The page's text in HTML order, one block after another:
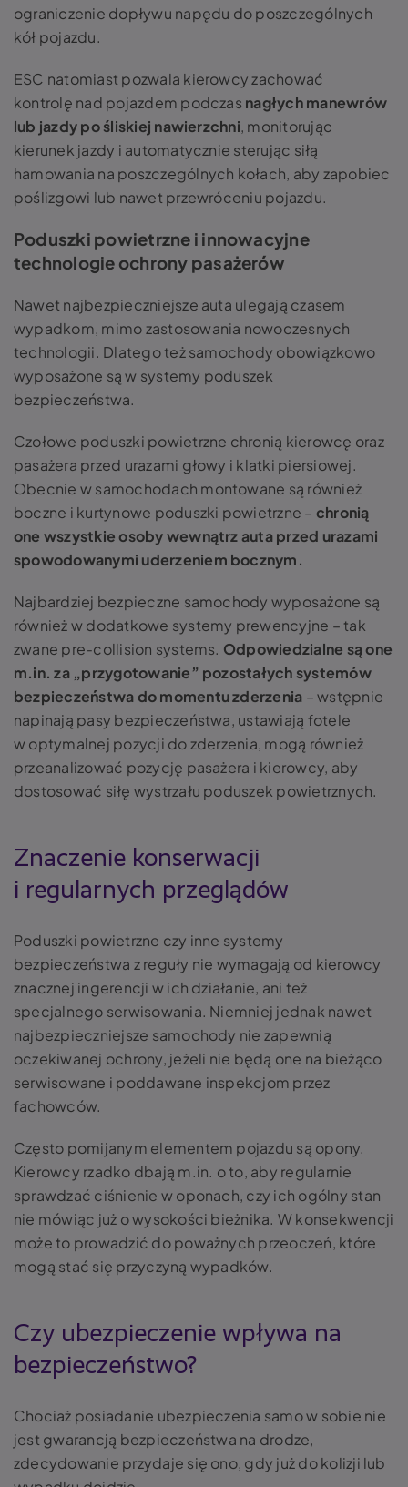
ograniczenie dopływu napędu do poszczególnych
kół pojazdu.
ESC natomiast pozwala kierowcy zachować
kontrolę nad pojazdem podczas nagłych manewrów
lub jazdy po śliskiej nawierzchni, monitorując
kierunek jazdy i automatycznie sterując siłą
hamowania na poszczególnych kołach, aby zapobiec
poślizgowi lub nawet przewróceniu pojazdu.
Poduszki powietrzne i innowacyjne
technologie ochrony pasażerów
Nawet najbezpieczniejsze auta ulegają czasem
wypadkom, mimo zastosowania nowoczesnych
technologii. Dlatego też samochody obowiązkowo
wyposażone są w systemy poduszek
bezpieczeństwa.
Czołowe poduszki powietrzne chronią kierowcę oraz
pasażera przed urazami głowy i klatki piersiowej.
Obecnie w samochodach montowane są również
boczne i kurtynowe poduszki powietrzne – chronią
one wszystkie osoby wewnątrz auta przed urazami
spowodowanymi uderzeniem bocznym.
Najbardziej bezpieczne samochody wyposażone są
również w dodatkowe systemy prewencyjne – tak
zwane pre-collision systems. Odpowiedzialne są one
m.in. za „przygotowanie” pozostałych systemów
bezpieczeństwa do momentu zderzenia – wstępnie
napinają pasy bezpieczeństwa, ustawiają fotele
w optymalnej pozycji do zderzenia, mogą również
przeanalizować pozycję pasażera i kierowcy, aby
dostosować siłę wystrzału poduszek powietrznych.
Znaczenie konserwacji
i regularnych przeglądów
Poduszki powietrzne czy inne systemy
bezpieczeństwa z reguły nie wymagają od kierowcy
znacznej ingerencji w ich działanie, ani też
specjalnego serwisowania. Niemniej jednak nawet
najbezpieczniejsze samochody nie zapewnią
oczekiwanej ochrony, jeżeli nie będą one na bieżąco
serwisowane i poddawane inspekcjom przez
fachowców.
Często pomijanym elementem pojazdu są opony.
Kierowcy rzadko dbają m.in. o to, aby regularnie
sprawdzać ciśnienie w oponach, czy ich ogólny stan
nie mówiąc już o wysokości bieżnika. W konsekwencji
może to prowadzić do poważnych przeoczeń, które
mogą stać się przyczyną wypadków.
Czy ubezpieczenie wpływa na
bezpieczeństwo?
Chociaż posiadanie ubezpieczenia samo w sobie nie
jest gwarancją bezpieczeństwa na drodze,
zdecydowanie przydaje się ono, gdy już do kolizji lub